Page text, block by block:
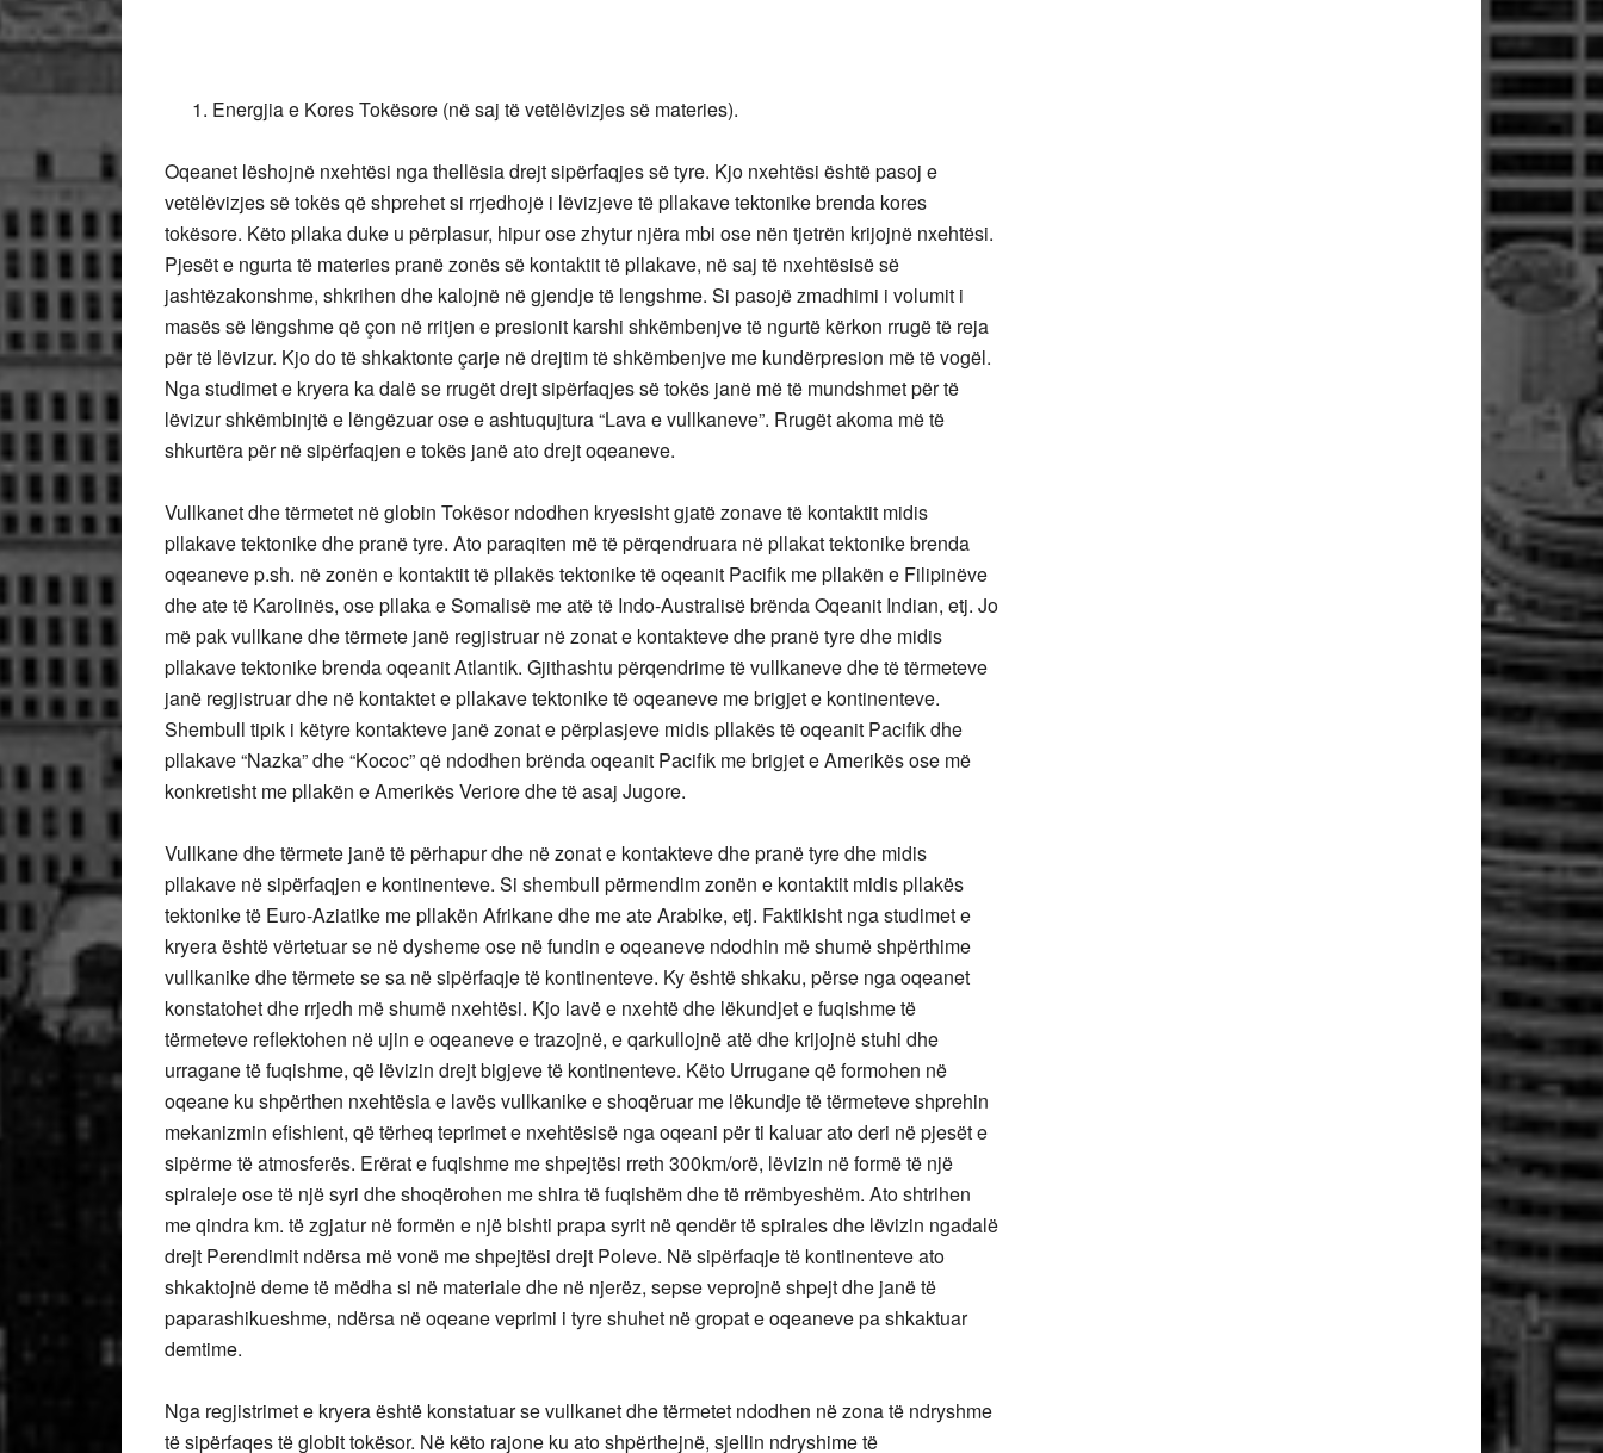
Energjia e Kores Tokësore (në saj të vetëlëvizjes së materies).
Oqeanet lëshojnë nxehtësi nga thellësia drejt sipërfaqjes së tyre. Kjo nxehtësi është pasoj e
vetëlëvizjes së tokës që shprehet si rrjedhojë i lëvizjeve të pllakave tektonike brenda kores
tokësore. Këto pllaka duke u përplasur, hipur ose zhytur njëra mbi ose nën tjetrën krijojnë nxehtësi.
Pjesët e ngurta të materies pranë zonës së kontaktit të pllakave, në saj të nxehtësisë së
jashtëzakonshme, shkrihen dhe kalojnë në gjendje të lengshme. Si pasojë zmadhimi i volumit i
masës së lëngshme që çon në rritjen e presionit karshi shkëmbenjve të ngurtë kërkon rrugë të reja
për të lëvizur. Kjo do të shkaktonte çarje në drejtim të shkëmbenjve me kundërpresion më të vogël.
Nga studimet e kryera ka dalë se rrugët drejt sipërfaqjes së tokës janë më të mundshmet për të
lëvizur shkëmbinjtë e lëngëzuar ose e ashtuqujtura “Lava e vullkaneve”. Rrugët akoma më të
shkurtëra për në sipërfaqjen e tokës janë ato drejt oqeaneve.
Vullkanet dhe tërmetet në globin Tokësor ndodhen kryesisht gjatë zonave të kontaktit midis
pllakave tektonike dhe pranë tyre. Ato paraqiten më të përqendruara në pllakat tektonike brenda
oqeaneve p.sh. në zonën e kontaktit të pllakës tektonike të oqeanit Pacifik me pllakën e Filipinëve
dhe ate të Karolinës, ose pllaka e Somalisë me atë të Indo-Australisë brënda Oqeanit Indian, etj. Jo
më pak vullkane dhe tërmete janë regjistruar në zonat e kontakteve dhe pranë tyre dhe midis
pllakave tektonike brenda oqeanit Atlantik. Gjithashtu përqendrime të vullkaneve dhe të tërmeteve
janë regjistruar dhe në kontaktet e pllakave tektonike të oqeaneve me brigjet e kontinenteve.
Shembull tipik i këtyre kontakteve janë zonat e përplasjeve midis pllakës të oqeanit Pacifik dhe
pllakave “Nazka” dhe “Kococ” që ndodhen brënda oqeanit Pacifik me brigjet e Amerikës ose më
konkretisht me pllakën e Amerikës Veriore dhe të asaj Jugore.
Vullkane dhe tërmete janë të përhapur dhe në zonat e kontakteve dhe pranë tyre dhe midis
pllakave në sipërfaqjen e kontinenteve. Si shembull përmendim zonën e kontaktit midis pllakës
tektonike të Euro-Aziatike me pllakën Afrikane dhe me ate Arabike, etj. Faktikisht nga studimet e
kryera është vërtetuar se në dysheme ose në fundin e oqeaneve ndodhin më shumë shpërthime
vullkanike dhe tërmete se sa në sipërfaqje të kontinenteve. Ky është shkaku, përse nga oqeanet
konstatohet dhe rrjedh më shumë nxehtësi. Kjo lavë e nxehtë dhe lëkundjet e fuqishme të
tërmeteve reflektohen në ujin e oqeaneve e trazojnë, e qarkullojnë atë dhe krijojnë stuhi dhe
urragane të fuqishme, që lëvizin drejt bigjeve të kontinenteve. Këto Urrugane që formohen në
oqeane ku shpërthen nxehtësia e lavës vullkanike e shoqëruar me lëkundje të tërmeteve shprehin
mekanizmin efishient, që tërheq teprimet e nxehtësisë nga oqeani për ti kaluar ato deri në pjesët e
sipërme të atmosferës. Erërat e fuqishme me shpejtësi rreth 300km/orë, lëvizin në formë të një
spiraleje ose të një syri dhe shoqërohen me shira të fuqishëm dhe të rrëmbyeshëm. Ato shtrihen
me qindra km. të zgjatur në formën e një bishti prapa syrit në qendër të spirales dhe lëvizin ngadalë
drejt Perendimit ndërsa më vonë me shpejtësi drejt Poleve. Në sipërfaqje të kontinenteve ato
shkaktojnë deme të mëdha si në materiale dhe në njerëz, sepse veprojnë shpejt dhe janë të
paparashikueshme, ndërsa në oqeane veprimi i tyre shuhet në gropat e oqeaneve pa shkaktuar
demtime.
Nga regjistrimet e kryera është konstatuar se vullkanet dhe tërmetet ndodhen në zona të ndryshme
të sipërfaqes të globit tokësor. Në këto rajone ku ato shpërthejnë, sjellin ndryshime të